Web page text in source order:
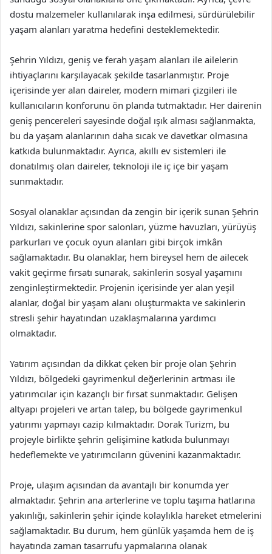
dostu malzemeler kullanılarak inşa edilmesi, sürdürülebilir
yaşam alanları yaratma hedefini desteklemektedir.
Şehrin Yıldızı, geniş ve ferah yaşam alanları ile ailelerin
ihtiyaçlarını karşılayacak şekilde tasarlanmıştır. Proje
içerisinde yer alan daireler, modern mimari çizgileri ile
kullanıcıların konforunu ön planda tutmaktadır. Her dairenin
geniş pencereleri sayesinde doğal ışık alması sağlanmakta,
bu da yaşam alanlarının daha sıcak ve davetkar olmasına
katkıda bulunmaktadır. Ayrıca, akıllı ev sistemleri ile
donatılmış olan daireler, teknoloji ile iç içe bir yaşam
sunmaktadır.
Sosyal olanaklar açısından da zengin bir içerik sunan Şehrin
Yıldızı, sakinlerine spor salonları, yüzme havuzları, yürüyüş
parkurları ve çocuk oyun alanları gibi birçok imkân
sağlamaktadır. Bu olanaklar, hem bireysel hem de ailecek
vakit geçirme fırsatı sunarak, sakinlerin sosyal yaşamını
zenginleştirmektedir. Projenin içerisinde yer alan yeşil
alanlar, doğal bir yaşam alanı oluşturmakta ve sakinlerin
stresli şehir hayatından uzaklaşmalarına yardımcı
olmaktadır.
Yatırım açısından da dikkat çeken bir proje olan Şehrin
Yıldızı, bölgedeki gayrimenkul değerlerinin artması ile
yatırımcılar için kazançlı bir fırsat sunmaktadır. Gelişen
altyapı projeleri ve artan talep, bu bölgede gayrimenkul
yatırımı yapmayı cazip kılmaktadır. Dorak Turizm, bu
projeyle birlikte şehrin gelişimine katkıda bulunmayı
hedeflemekte ve yatırımcıların güvenini kazanmaktadır.
Proje, ulaşım açısından da avantajlı bir konumda yer
almaktadır. Şehrin ana arterlerine ve toplu taşıma hatlarına
yakınlığı, sakinlerin şehir içinde kolaylıkla hareket etmelerini
sağlamaktadır. Bu durum, hem günlük yaşamda hem de iş
hayatında zaman tasarrufu yapmalarına olanak